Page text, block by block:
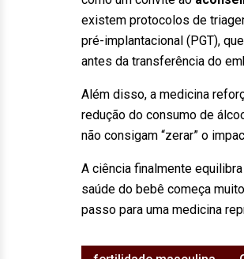
existem protocolos de
pré-implantacional (PGT),
antes da transferência do
Além disso, a medicina
redução do consumo de
não consigam “zerar” o
A ciência finalmente
saúde do bebê começa
passo para uma medicina